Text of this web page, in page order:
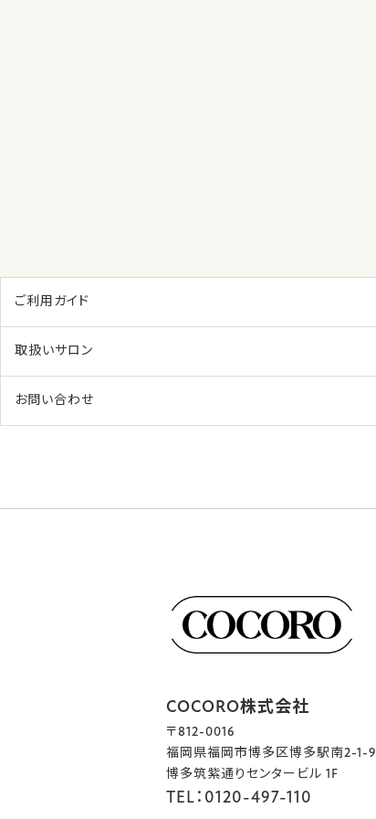
ご利用ガイド
取扱いサロン
お問い合わせ
COCORO株式会社
〒812-0016
福岡県福岡市博多区博多駅南2-1-9
博多筑紫通りセンタービル 1F
TEL：0120-497-110